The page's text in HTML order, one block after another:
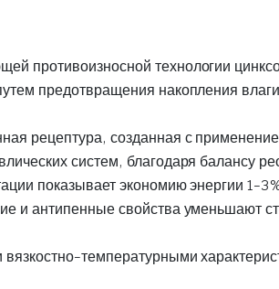
противоизносной технологии
предотвращения накопления
рецептура, созданная с
систем, благодаря балансу
показывает экономию энергии 1-
и антипенные свойства уменьшают
температурными